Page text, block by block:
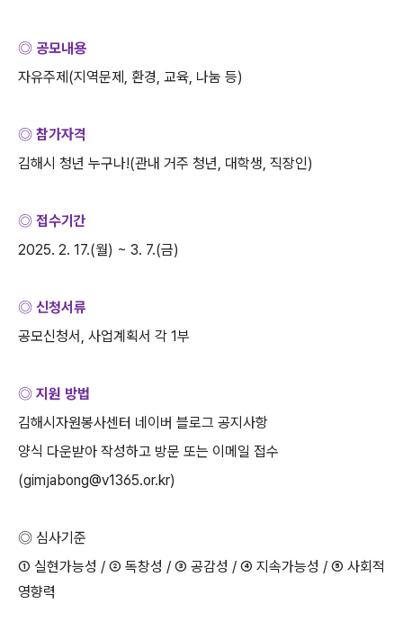
◎ 공모내용
자유주제 (지역문제 , 환경, 교육, 나눔 등)
◎ 참가자격
김해시 청년 누구나!(관내 거주 청년, 대학생, 직장인)
◎ 접수기간
2025. 2. 17.(월) ~ 3. 7.(금)
◎ 신청서류
공모신청서, 사업계획서 각 1부
◎ 지원 방법
김해시자원봉사센터 네이버 블로그 공지사항
양식 다운받아 작성하고 방문 또는 이메일 접수
(gimjabong@v1365.or.kr)
◎ 심사기준
① 실현가능성 / ② 독창성 / ③ 공감성 / ④ 지속가능성 / ⑤ 사회적
영향력